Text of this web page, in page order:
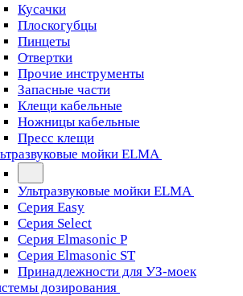
Кусачки
Плоскогубцы
Пинцеты
Отвертки
Прочие инструменты
Запасные части
Клещи кабельные
Ножницы кабельные
Пресс клещи
мойки ELMA
Ультразвуковые мойки ELMA
Серия Easy
Серия Select
Серия Elmasonic P
Серия Elmasonic ST
Принадлежности для УЗ-моек
дозирования